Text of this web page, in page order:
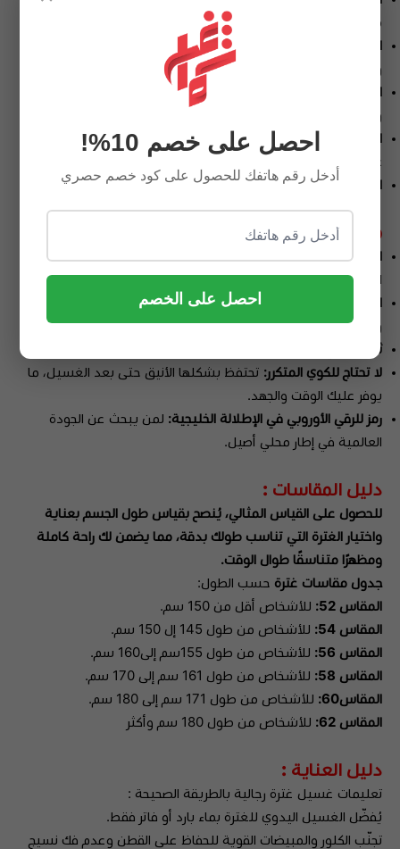
معقدة.
الحواف:
معالجة باحترافية عالية بخيوط دقيقة تمنع التنسيل
وتحافظ على الثبات.
العلبة:
ومثالية للإهداء أو الحفظ الراقي.
الماركة:
ARMANDO – علامة تضمن الجودة السويسرية بلمسة
عصرية.
المقاسات: متوفرة لتناسب مختلف الأعمار والمقاسات.
مميزات غترة ارماندو :
الراحة الفائقة:
بفضل القطن السويسري الخفيف والمُهوّى، تمنح
الغترة راحة تدوم طوال اليوم، حتى في أشد الأجواء حرارة.
المظهر الراقي:
تصميمها البسيط والنظيف يضفي لمسة من الوقار
والفخامة دون أي مبالغة.
ثبات مثالي:
لا تحتاج للكوي المتكرر: تحتفظ بشكلها الأنيق حتى بعد الغسيل، ما
يوفر عليك الوقت والجهد.
رمز للرقي الأوروبي في الإطلالة الخليجية: لمن يبحث عن الجودة
العالمية في إطار محلي أصيل.
دليل المقاسات :
للحصول على القياس المثالي، يُنصح بقياس طول الجسم بعناية
واختيار الغترة التي تناسب طولك بدقة، مما يضمن لك راحة كاملة
ومظهرًا متناسقًا طوال الوقت.
جدول مقاسات غترة حسب الطول:
المقاس 52:
للأشخاص أقل من 150 سم.
المقاس 54:
للأشخاص من طول 145 إل 150 سم.
المقاس 56:
للأشخاص من طول 155سم إلى160 سم.
المقاس 58:
للأشخاص من طول 161 سم إلى 170 سم.
المقاس60:
للأشخاص من طول 171 سم إلى 180 سم.
المقاس 62:
للأشخاص من طول 180 سم وأكثر
دليل العناية :
تعليمات غسيل غترة رجالية بالطريقة الصحيحة :
يُفضّل الغسيل اليدوي للغترة بماء بارد أو فاتر فقط.
تجنّب الكلور والمبيضات القوية للحفاظ على القطن وعدم فك نسيج
احصل على خصم 10%!
أدخل رقم هاتفك للحصول على كود خصم حصري
احصل على الخصم